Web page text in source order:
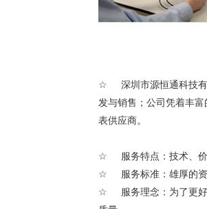
☆
深圳市源恒通科技
发与销售；公司凭着丰
表供应商。
☆
服务特点：技术、
☆
服务标准：雄厚的
☆
服务理念：为了更